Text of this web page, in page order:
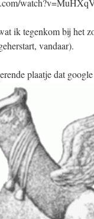
ik tegenkom bij het
vandaar).
plaatje dat